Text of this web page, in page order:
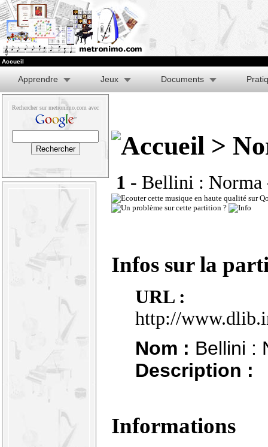
Accueil
Apprendre Jeux Documents
Rechercher sur metronimo.com avec
>
1 - Bellini : Norma
Infos sur la
URL :
http://
Nom : Bellini :
Description :
Informations